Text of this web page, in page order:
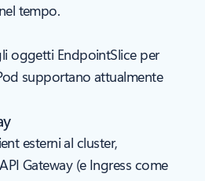
tempo.
oggetti EndpointSlice per
supportano attualmente
esterni al cluster,
Gateway (e Ingress come